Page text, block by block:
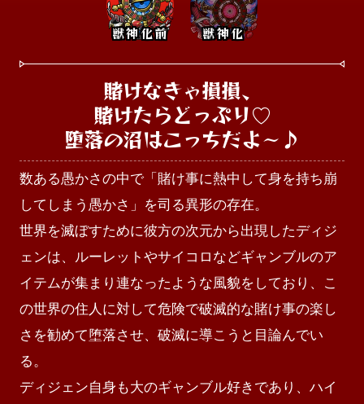
獣神化前 獣神化
賭けなきゃ損損、
賭けたらどっぷり♡
堕落の沼はこっちだよ〜♪
数ある愚かさの中で「賭け事に熱中して身を持ち崩
してしまう愚かさ」を司る異形の存在。
世界を滅ぼすために彼方の次元から出現したディジ
ェンは、ルーレットやサイコロなどギャンブルのア
イテムが集まり連なったような風貌をしており、こ
の世界の住人に対して危険で破滅的な賭け事の楽し
さを勧めて堕落させ、破滅に導こうと目論んでい
る。
ディジェン自身も大のギャンブル好きであり、ハイ